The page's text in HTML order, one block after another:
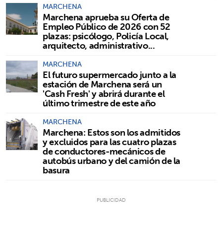
MARCHENA
Marchena aprueba su Oferta de
Empleo Público de 2026 con 52
plazas: psicólogo, Policía Local,
arquitecto, administrativo...
MARCHENA
El futuro supermercado junto a la
estación de Marchena será un
'Cash Fresh' y abrirá durante el
último trimestre de este año
MARCHENA
Marchena: Estos son los admitidos
y excluidos para las cuatro plazas
de conductores-mecánicos de
autobús urbano y del camión de la
basura